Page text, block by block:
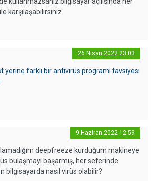
karşılaşabilirsiniz
26 Nisan 2022 23:03
yerine farklı bir antivirüs programı tavsiyesi
9 Haziran 2022 12:59
deepfreeze kurduğum makineye
bulaşmayı başarmış, her seferinde
bilgisayarda nasıl virüs olabilir?